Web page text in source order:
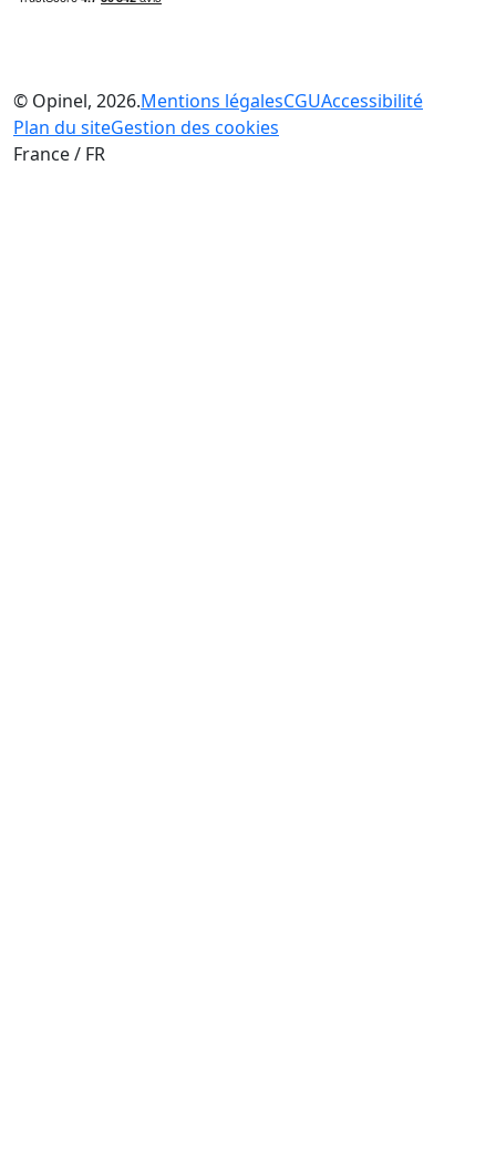
© Opinel, 2026.Mentions légalesCGUAccessibilité
Plan du siteGestion des cookies
France / FR